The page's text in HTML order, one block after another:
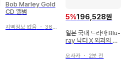
Bob Marley Gold
CD 앨범
지역정보 없음 ・ 36초 전
5%196,528원
일본 국내 드라마 Blu-
ray 닥터 X 외과의 다
BOX 6기
오사카 ・ 2분 전